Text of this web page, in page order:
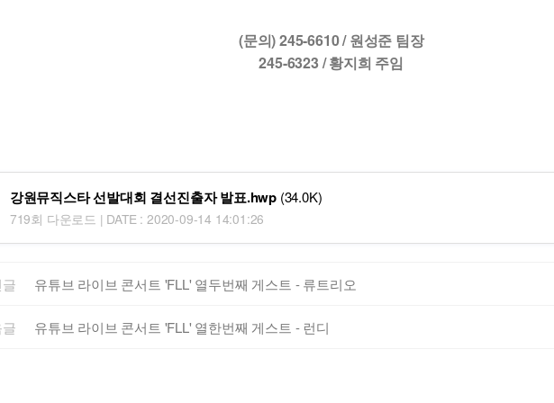
(문의) 245-6610 / 원성준 팀장
245-6323 / 황지희 주임
강원뮤직스타 선발대회 결선진출자 발표.hwp (34.0K)
719회 다운로드 | DATE : 2020-09-14 14:01:26
유튜브 라이브 콘서트 'FLL' 열두번째 게스트 - 류트리오
유튜브 라이브 콘서트 'FLL' 열한번째 게스트 - 런디